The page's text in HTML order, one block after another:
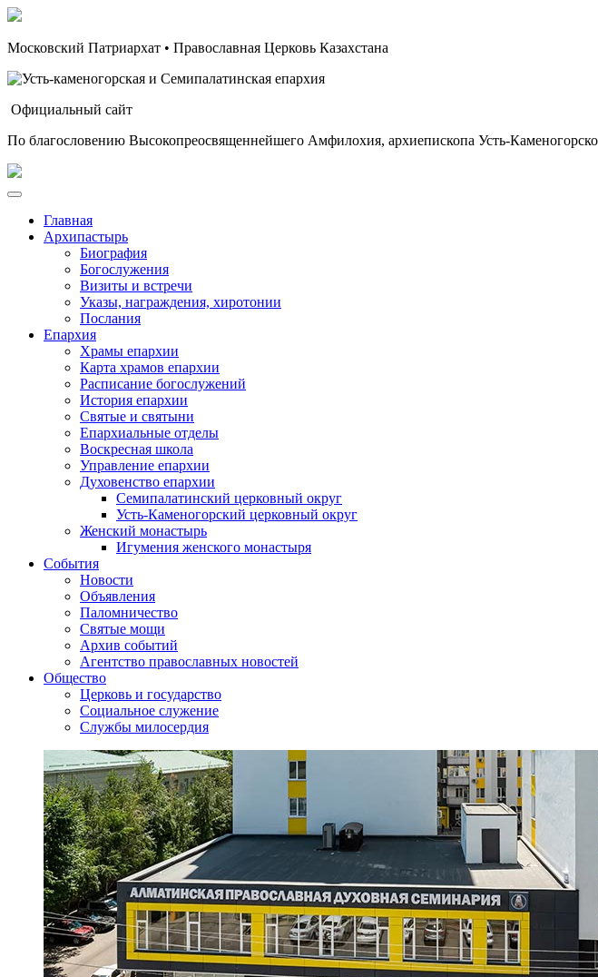
Московский Патриархат • Православная Церковь Казахстана
Официальный сайт
По благословению Высокопреосвященнейшего Амфилохия, архиепископа Усть-
Главная
Архипастырь
Биография
Богослужения
Визиты и встречи
Указы, награждения, хиротонии
Послания
Епархия
Храмы епархии
Карта храмов епархии
Расписание богослужений
История епархии
Святые и святыни
Епархиальные отделы
Воскресная школа
Управление епархии
Духовенство епархии
Семипалатинский церковный округ
Усть-Каменогорский церковный округ
Женский монастырь
Игумения женского монастыря
События
Новости
Объявления
Паломничество
Святые мощи
Архив событий
Агентство православных новостей
Общество
Церковь и государство
Социальное служение
Службы милосердия